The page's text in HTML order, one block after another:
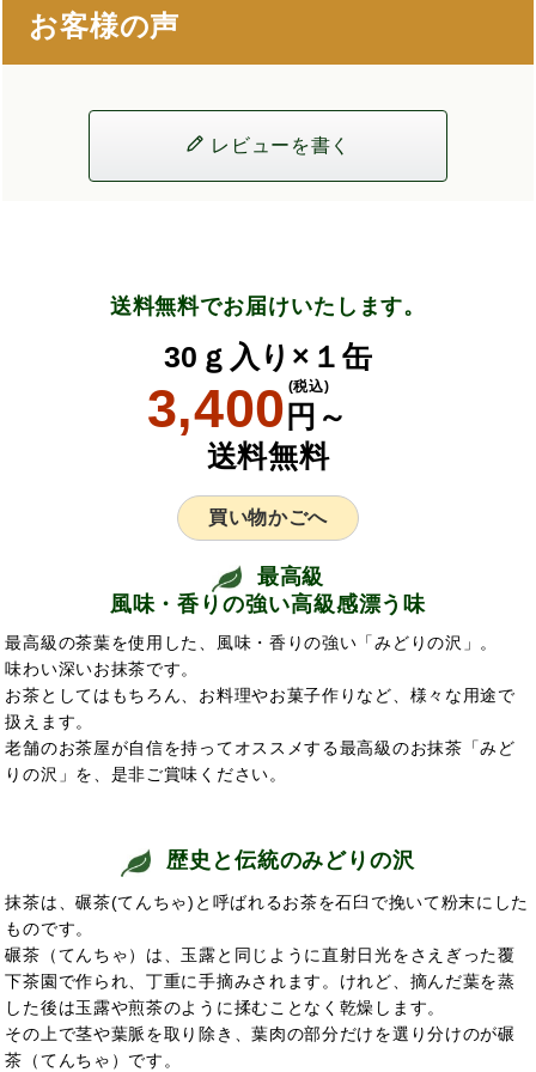
お客様の声
レビューを書く
送料無料でお届けいたします。
30ｇ入り×１缶
3,400 円～
(税込)
送料無料
買い物かごへ
最高級
風味・香りの強い高級感漂う味
最高級の茶葉を使用した、風味・香りの強い「みどりの沢」。
味わい深いお抹茶です。
お茶としてはもちろん、お料理やお菓子作りなど、様々な用途で
扱えます。
老舗のお茶屋が自信を持ってオススメする最高級のお抹茶「みど
りの沢」を、是非ご賞味ください。
歴史と伝統のみどりの沢
抹茶は、碾茶(てんちゃ)と呼ばれるお茶を石臼で挽いて粉末にした
ものです。
碾茶（てんちゃ）は、玉露と同じように直射日光をさえぎった覆
下茶園で作られ、丁重に手摘みされます。けれど、摘んだ葉を蒸
した後は玉露や煎茶のように揉むことなく乾燥します。
その上で茎や葉脈を取り除き、葉肉の部分だけを選り分けのが碾
茶（てんちゃ）です。